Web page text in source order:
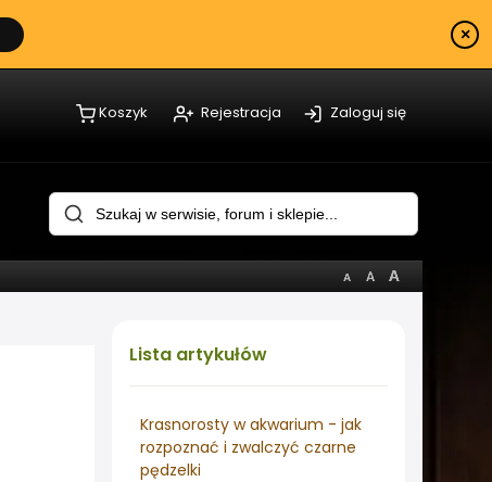
×
Koszyk Rejestracja Zaloguj się
Lista artykułów
Krasnorosty w akwarium - jak
rozpoznać i zwalczyć czarne
pędzelki